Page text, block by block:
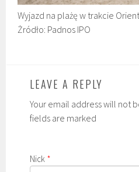
Wyjazd na plażę w trakcie
Żródło: Padnos IPO
LEAVE A REPLY
Your email address will not
fields are marked
Nick *